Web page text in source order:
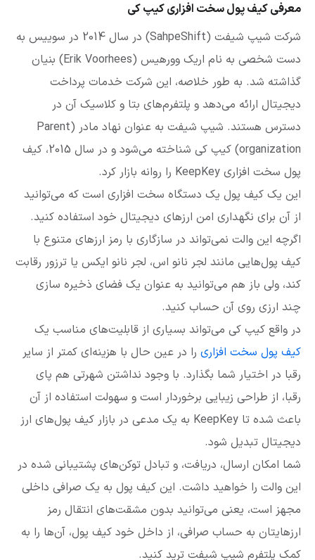
معرفی کیف پول سخت افزاری کیپ کی
شرکت شیپ شیفت (SahpeShift) در سال 2014 در سوییس به
دست شخصی به نام اریک وورهیس (Erik Voorhees) بنیان
گذاشته شد. به طور خلاصه، این شرکت خدمات پرداخت
دیجیتال ارائه می‌دهد و پلتفرم‌های بتا و کلاسیک آن در
دسترس هستند. شیپ شیفت به عنوان نهاد مادر (Parent
organization) کیپ کی شناخته می‌شود و در سال 2015، کیف
پول سخت افزاری KeepKey را روانه بازار کرد.
این یک کیف پول یک دستگاه سخت افزاری است که می‌توانید
از آن برای نگهداری امن ارزهای دیجیتال خود استفاده کنید.
اگرچه این والت نمی‌تواند در سازگاری با رمز ارزهای متنوع با
کیف پول‌هایی مانند لجر نانو اس، لجر نانو ایکس یا ترزور رقابت
کند، ولی باز هم می‌توانید به عنوان یک فضای ذخیره سازی
چند ارزی روی آن حساب کنید.
در واقع کیپ کی می‌تواند بسیاری از قابلیت‌های مناسب یک
کیف پول سخت افزاری را در عین حال با هزینه‌ای کمتر از سایر
رقبا در اختیار شما بگذارد. با وجود نداشتن شهرتی هم پای
رقبا، از طراحی زیبایی برخوردار است و سهولت استفاده از آن
باعث شده تا KeepKey به یک مدعی در بازار کیف پول‌های ارز
دیجیتال تبدیل شود.
شما امکان ارسال، دریافت، و تبادل توکن‌های پشتیبانی شده در
این والت را خواهید داشت. این کیف پول به یک صرافی داخلی
مجهز است، یعنی می‌توانید بدون مشقت‌های انتقال رمز
ارزهایتان به حساب صرافی، از داخل خود کیف پول، آن‌ها را به
کمک پلتفرم شیپ شیفت ترید کنید.